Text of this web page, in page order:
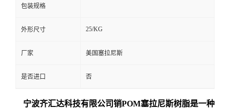
包装规格
外形尺寸 25/KG
厂家 美国塞拉尼斯
是否进口 否
宁波齐汇达科技有限公司销POM塞拉尼斯树脂是一种